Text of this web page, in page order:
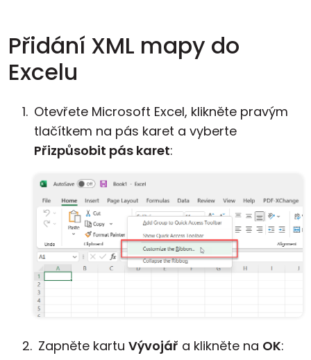
Přidání XML mapy do
Excelu
Otevřete Microsoft Excel, klikněte pravým
tlačítkem na pás karet a vyberte
Přizpůsobit pás karet:
Zapněte kartu Vývojář a klikněte na OK: